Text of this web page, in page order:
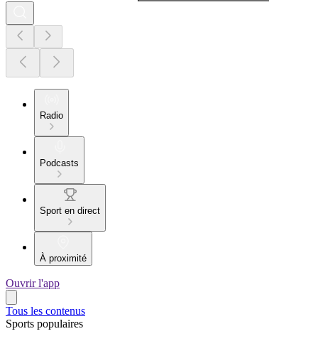
Radio
Podcasts
Sport en direct
À proximité
Ouvrir l'app
Tous les contenus
Sports populaires